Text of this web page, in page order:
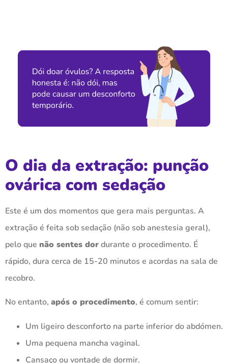
O dia da extração: punção
ovárica com sedação
Este é um dos momentos que gera mais perguntas. A
extração é feita sob sedação (não sob anestesia geral),
pelo que não sentes dordurante o procedimento. É
rápido, dura cerca de 15-20 minutos e acordas na sala de
recobro.
No entanto, após o procedimento, é comum sentir:
Um ligeiro desconforto na parte inferior do abdómen.
Uma pequena mancha vaginal.
Cansaço ou vontade de dormir.